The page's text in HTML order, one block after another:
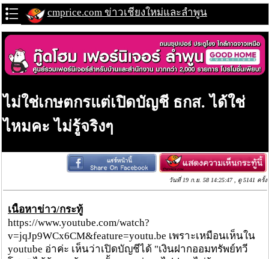
cmprice.com ข่าวเชียงใหม่และลำพูน
ไม่ใช่เกษตกรแต่เปิดบัญชี ธกส. ได้ใช่
ไหมคะ ไม่รู้จริงๆ
วันที่ 19 ก.ย. 58 14:25:47 , ดู 5141 ครั้ง
เนื้อหาข่าว/กระทู้
https://www.youtube.com/watch?
v=jqJp9WCx6CM&feature=youtu.be เพราะเหมือนเห็นใน
youtube อ่าค่ะ เห็นว่าเปิดบัญชีได้ "เงินฝากออมทรัพย์ทวี